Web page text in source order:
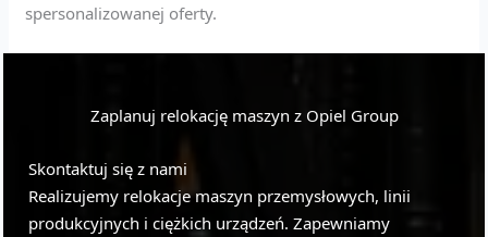
spersonalizowanej oferty.
Zaplanuj relokację maszyn z Opiel Group
Skontaktuj się z nami
Realizujemy relokacje maszyn przemysłowych, linii
produkcyjnych i ciężkich urządzeń. Zapewniamy